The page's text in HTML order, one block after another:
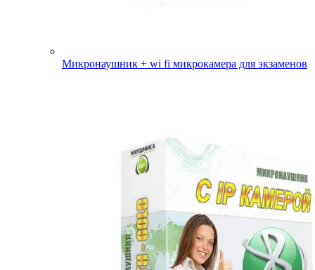
Микронаушник + wi fi микрокамера для экзаменов